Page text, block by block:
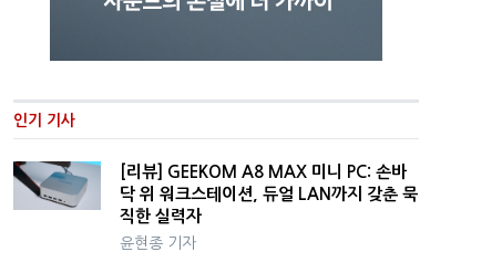
인기 기사
[리뷰] GEEKOM A8 MAX 미니 PC: 손바
닥 위 워크스테이션, 듀얼 LAN까지 갖춘 묵
직한 실력자
윤현종 기자